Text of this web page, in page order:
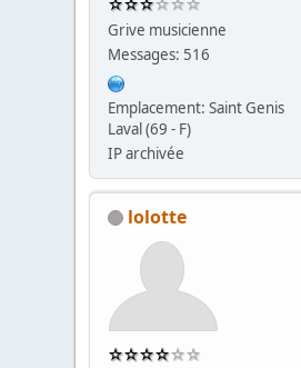
Grive musicienne
Messages: 516
Emplacement: Saint Genis
Laval (69 - F)
IP archivée
lolotte